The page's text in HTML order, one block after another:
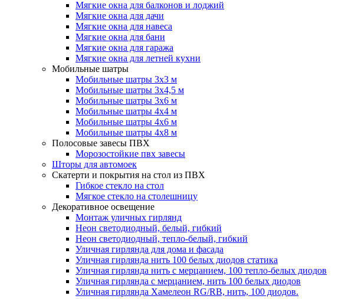
Мягкие окна для балконов и лоджий
Мягкие окна для дачи
Мягкие окна для навеса
Мягкие окна для бани
Мягкие окна для гаража
Мягкие окна для летней кухни
Мобильные шатры
Мобильные шатры 3х3 м
Мобильные шатры 3х4,5 м
Мобильные шатры 3х6 м
Мобильные шатры 4х4 м
Мобильные шатры 4х6 м
Мобильные шатры 4х8 м
Полосовые завесы ПВХ
Морозостойкие пвх завесы
Шторы для автомоек
Скатерти и покрытия на стол из ПВХ
Гибкое стекло на стол
Мягкое стекло на столешницу
Декоративное освещение
Монтаж уличных гирлянд
Неон светодиодный, белый, гибкий
Неон светодиодный, тепло-белый, гибкий
Уличная гирлянда для дома и фасада
Уличная гирлянда нить 100 белых диодов статика
Уличная гирлянда нить с мерцанием, 100 тепло-белых диодов
Уличная гирлянда с мерцанием, нить 100 белых диодов
Уличная гирлянда Хамелеон RG/RB, нить, 100 диодов.